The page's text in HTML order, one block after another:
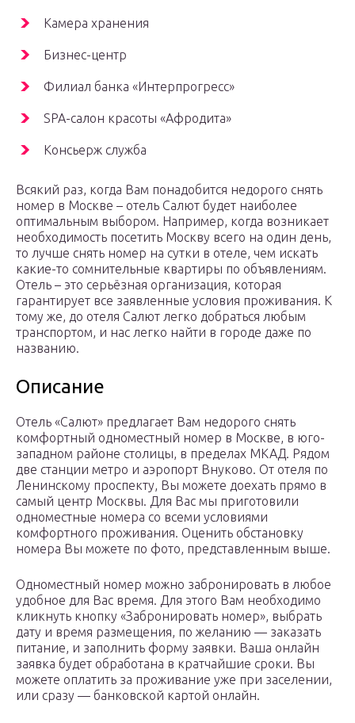
Камера хранения
Бизнес-центр
Филиал банка «Интерпрогресс»
SPA-салон красоты «Афродита»
Консьерж служба
Всякий раз, когда Вам понадобится недорого снять
номер в Москве – отель Салют будет наиболее
оптимальным выбором. Например, когда возникает
необходимость посетить Москву всего на один день,
то лучше снять номер на сутки в отеле, чем искать
какие-то сомнительные квартиры по объявлениям.
Отель – это серьёзная организация, которая
гарантирует все заявленные условия проживания. К
тому же, до отеля Салют легко добраться любым
транспортом, и нас легко найти в городе даже по
названию.
Описание
Отель «Салют» предлагает Вам недорого снять
комфортный одноместный номер в Москве, в юго-
западном районе столицы, в пределах МКАД. Рядом
две станции метро и аэропорт Внуково. От отеля по
Ленинскому проспекту, Вы можете доехать прямо в
самый центр Москвы. Для Вас мы приготовили
одноместные номера со всеми условиями
комфортного проживания. Оценить обстановку
номера Вы можете по фото, представленным выше.
Одноместный номер можно забронировать в любое
удобное для Вас время. Для этого Вам необходимо
кликнуть кнопку «Забронировать номер», выбрать
дату и время размещения, по желанию — заказать
питание, и заполнить форму заявки. Ваша онлайн
заявка будет обработана в кратчайшие сроки. Вы
можете оплатить за проживание уже при заселении,
или сразу — банковской картой онлайн.